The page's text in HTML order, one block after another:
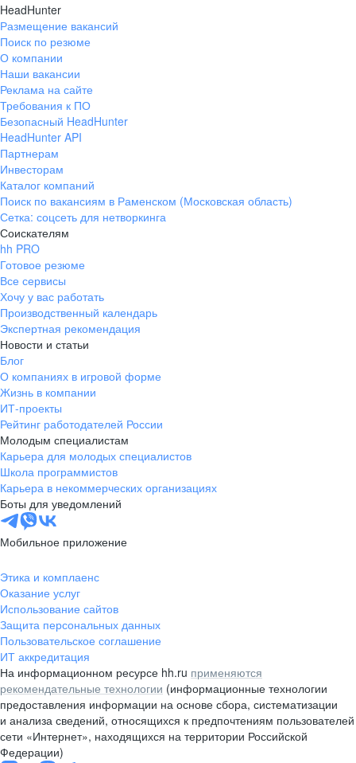
HeadHunter
Размещение вакансий
Поиск по резюме
О компании
Наши вакансии
Реклама на сайте
Требования к ПО
Безопасный HeadHunter
HeadHunter API
Партнерам
Инвесторам
Каталог компаний
Поиск по вакансиям в Раменском (Московская область)
Сетка: соцсеть для нетворкинга
Соискателям
hh PRO
Готовое резюме
Все сервисы
Хочу у вас работать
Производственный календарь
Экспертная рекомендация
Новости и статьи
Блог
О компаниях в игровой форме
Жизнь в компании
ИТ-проекты
Рейтинг работодателей России
Молодым специалистам
Карьера для молодых специалистов
Школа программистов
Карьера в некоммерческих организациях
Боты для уведомлений
Мобильное приложение
Этика и комплаенс
Оказание услуг
Использование сайтов
Защита персональных данных
Пользовательское соглашение
ИТ аккредитация
На информационном ресурсе hh.ru применяются
рекомендательные технологии (информационные технологии
предоставления информации на основе сбора, систематизации
и анализа сведений, относящихся к предпочтениям пользователей
сети «Интернет», находящихся на территории Российской
Федерации)